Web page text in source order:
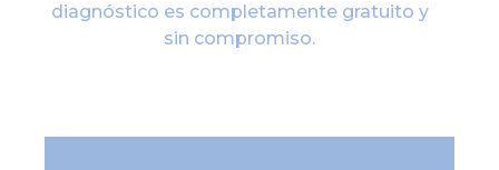
diagnóstico es completamente gratuito y
sin compromiso.